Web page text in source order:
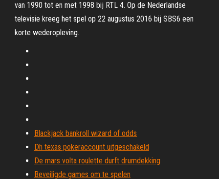
van 1990 tot en met 1998 bij RTL 4. Op de Nederlandse
televisie kreeg het spel op 22 augustus 2016 bij SBS6 een
korte wederopleving.
Blackjack bankroll wizard of odds
Dh texas pokeraccount uitgeschakeld
De mars volta roulette durft drumdekking
Beveiligde games om te spelen